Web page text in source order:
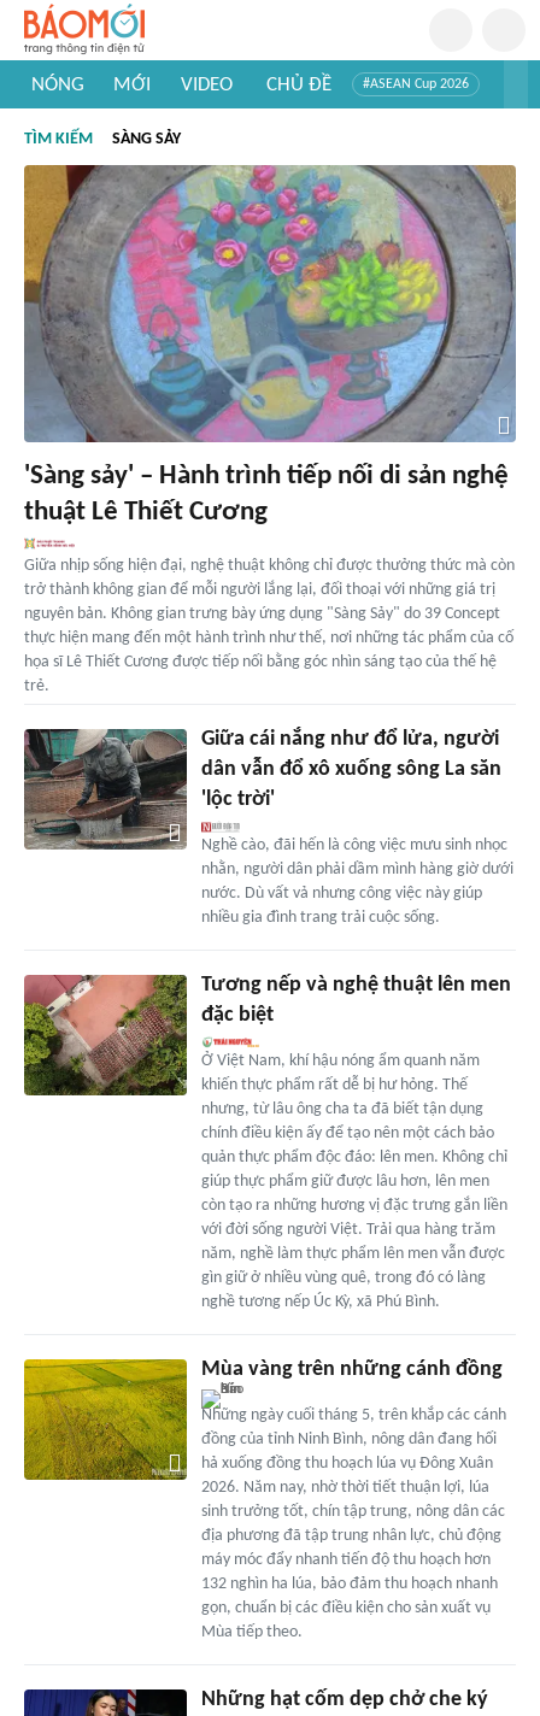
NÓNG MỚI VIDEO CHỦ ĐỀ #ASEAN Cup 2026
#Khám phá thế giới
TÌM KIẾM SÀNG SẢY
'Sàng sảy' – Hành trình tiếp nối di sản nghệ
thuật Lê Thiết Cương
Giữa nhịp sống hiện đại, nghệ thuật không chỉ được thưởng thức mà còn
trở thành không gian để mỗi người lắng lại, đối thoại với những giá trị
nguyên bản. Không gian trưng bày ứng dụng "Sàng Sảy" do 39 Concept
thực hiện mang đến một hành trình như thế, nơi những tác phẩm của cố
họa sĩ Lê Thiết Cương được tiếp nối bằng góc nhìn sáng tạo của thế hệ
trẻ.
Giữa cái nắng như đổ lửa, người
dân vẫn đổ xô xuống sông La săn
'lộc trời'
Nghề cào, đãi hến là công việc mưu sinh nhọc
nhằn, người dân phải dầm mình hàng giờ dưới
nước. Dù vất vả nhưng công việc này giúp
nhiều gia đình trang trải cuộc sống.
Tương nếp và nghệ thuật lên men
đặc biệt
Ở Việt Nam, khí hậu nóng ẩm quanh năm
khiến thực phẩm rất dễ bị hư hỏng. Thế
nhưng, từ lâu ông cha ta đã biết tận dụng
chính điều kiện ấy để tạo nên một cách bảo
quản thực phẩm độc đáo: lên men. Không chỉ
giúp thực phẩm giữ được lâu hơn, lên men
còn tạo ra những hương vị đặc trưng gắn liền
với đời sống người Việt. Trải qua hàng trăm
năm, nghề làm thực phẩm lên men vẫn được
gìn giữ ở nhiều vùng quê, trong đó có làng
nghề tương nếp Úc Kỳ, xã Phú Bình.
Mùa vàng trên những cánh đồng
Những ngày cuối tháng 5, trên khắp các cánh
đồng của tỉnh Ninh Bình, nông dân đang hối
hả xuống đồng thu hoạch lúa vụ Đông Xuân
2026. Năm nay, nhờ thời tiết thuận lợi, lúa
sinh trưởng tốt, chín tập trung, nông dân các
địa phương đã tập trung nhân lực, chủ động
máy móc đẩy nhanh tiến độ thu hoạch hơn
132 nghìn ha lúa, bảo đảm thu hoạch nhanh
gọn, chuẩn bị các điều kiện cho sản xuất vụ
Mùa tiếp theo.
Những hạt cốm dẹp chở che ký